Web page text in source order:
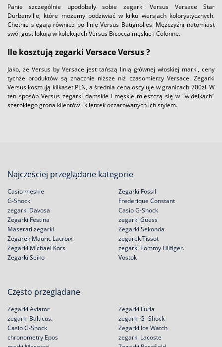
Panie szczególnie upodobały sobie zegarki Versus Versace Star
Durbanville, które możemy podziwiać w kilku wersjach kolorystycznych.
Chętnie sięgają również po linię Versus Batignolles. Mężczyźni natomiast
swój gust lokują w kolekcjach Versus Bicocca męskie i Colonne.
Ile kosztują zegarki Versace Versus ?
Jako, że Versus by Versace jest tańszą linią głównej włoskiej marki, ceny
tychże produktów są znacznie niższe niż czasomierzy Versace. Zegarki
Versus kosztują kilkaset PLN, a średnia cena oscyluje w granicach 700zł. W
ten sposób Versus zegarki damskie i męskie mieszczą się w "widełkach"
szerokiego grona klientów i klientek oczarowanych ich stylem.
Najcześciej przeglądane kategorie
Casio męskie
G-Shock
zegarki Davosa
Zegarki Festina
Zegarki Fossil
Frederique Constant
Casio G-Shock
zegarki Guess
Maserati zegarki
Zegarek Mauric Lacroix
Zegarki Michael Kors
Zegarki Seiko
Zegarki Sekonda
zegarek Tissot
zegarki Tommy Hilfiger.
Vostok
Często przeglądane
Zegarki Aviator
zegarki Balticus.
Casio G-Shock
chronometry Epos
Zegarki Furla
zegarki G- Shock
Zegarki Ice Watch
zegarki Lacoste